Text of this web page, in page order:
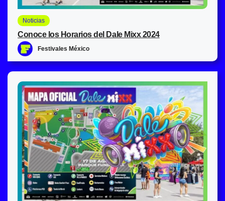
Noticias
Conoce los Horarios del Dale Mixx 2024
Festivales México